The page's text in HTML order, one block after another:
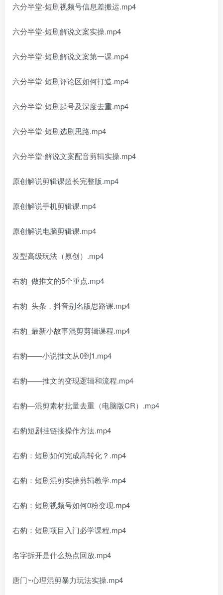
六分半堂-短剧视频号信息差搬运.mp4
六分半堂-短剧解说文案实操.mp4
六分半堂-短剧解说文案第一课.mp4
六分半堂-短剧评论区如何打造.mp4
六分半堂-短剧起号及深度去重.mp4
六分半堂-短剧选剧思路.mp4
六分半堂-解说文案配音剪辑实操.mp4
原创解说剪辑课超长完整版.mp4
原创解说手机剪辑课.mp4
原创解说电脑剪辑课.mp4
发型高级玩法（原创）.mp4
右豹_做推文的5个重点.mp4
右豹_头条，抖音别名版思路课.mp4
右豹_最新小故事混剪剪辑课程.mp4
右豹——小说推文从0到1.mp4
右豹——推文的变现逻辑和流程.mp4
右豹—混剪素材批量去重（电脑版CR）.mp4
右豹短剧挂链接操作方法.mp4
右豹：短剧如何完成高转化？.mp4
右豹：短剧混剪实操剪辑教学.mp4
右豹：短剧视频号如何0粉变现.mp4
右豹：短剧项目入门必学课程.mp4
名字拆开是什么热点回放.mp4
唐门~心理混剪暴力玩法实操.mp4